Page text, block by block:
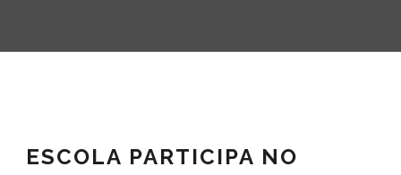
ESCOLA PARTICIPA NO